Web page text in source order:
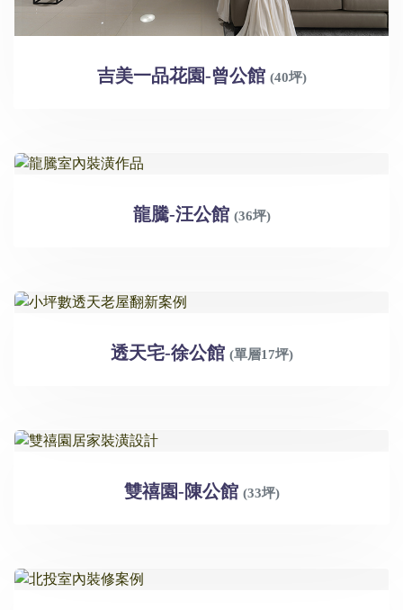
吉美一品花園-曾公館 (40坪)
龍騰-汪公館 (36坪)
透天宅-徐公館 (單層17坪)
雙禧園-陳公館 (33坪)